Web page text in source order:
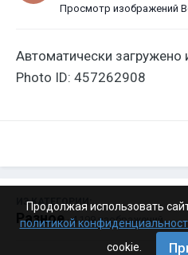
Просмотр изображений
Автоматически загружено
Photo ID: 457262908
ИЗ КАТЕГОРИИ:
Разное · 4 199 изображений
Продолжая использовать
политикой
cookie.